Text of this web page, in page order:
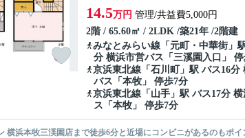
14.5万円 管理/共益費5,000円
2階 / 65.60㎡ / 2LDK /築21年 /2階建
みなとみらい線 「 元町・中華街」
分 横浜市営バス「三溪園入口」
京浜東北線 「 石川町
」駅 バス16分
バス「本牧」 停歩7分
京浜東北線 「 山手 」駅 バス17分
ス「本牧」 停歩7分
横浜本牧三渓園店まで徒歩6分と近場にコンビニがあるのもポ